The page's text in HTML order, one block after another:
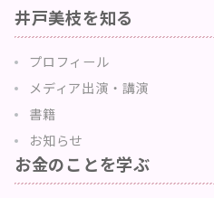
井戸美枝を知る
プロフィール
メディア出演・講演
書籍
お知らせ
お金のことを学ぶ